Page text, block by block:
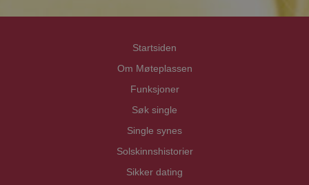
Startsiden
Om Møteplassen
Funksjoner
Søk single
Single synes
Solskinnshistorier
Sikker dating